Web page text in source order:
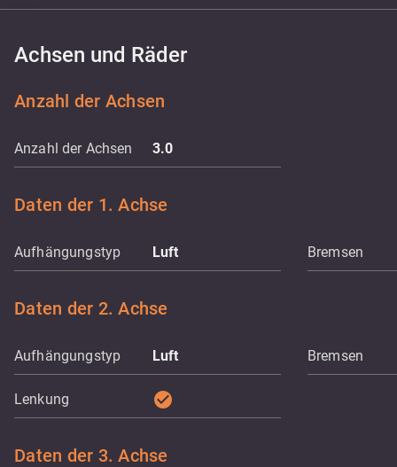
Achsen und Räder
Anzahl der Achsen
Anzahl der Achsen 3.0
Daten der 1. Achse
Aufhängungstyp Luft Bremsen
Daten der 2. Achse
Aufhängungstyp Luft Bremsen
Lenkung check_circle
Daten der 3. Achse